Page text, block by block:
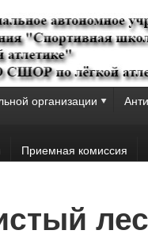
организации
Приемная комиссия